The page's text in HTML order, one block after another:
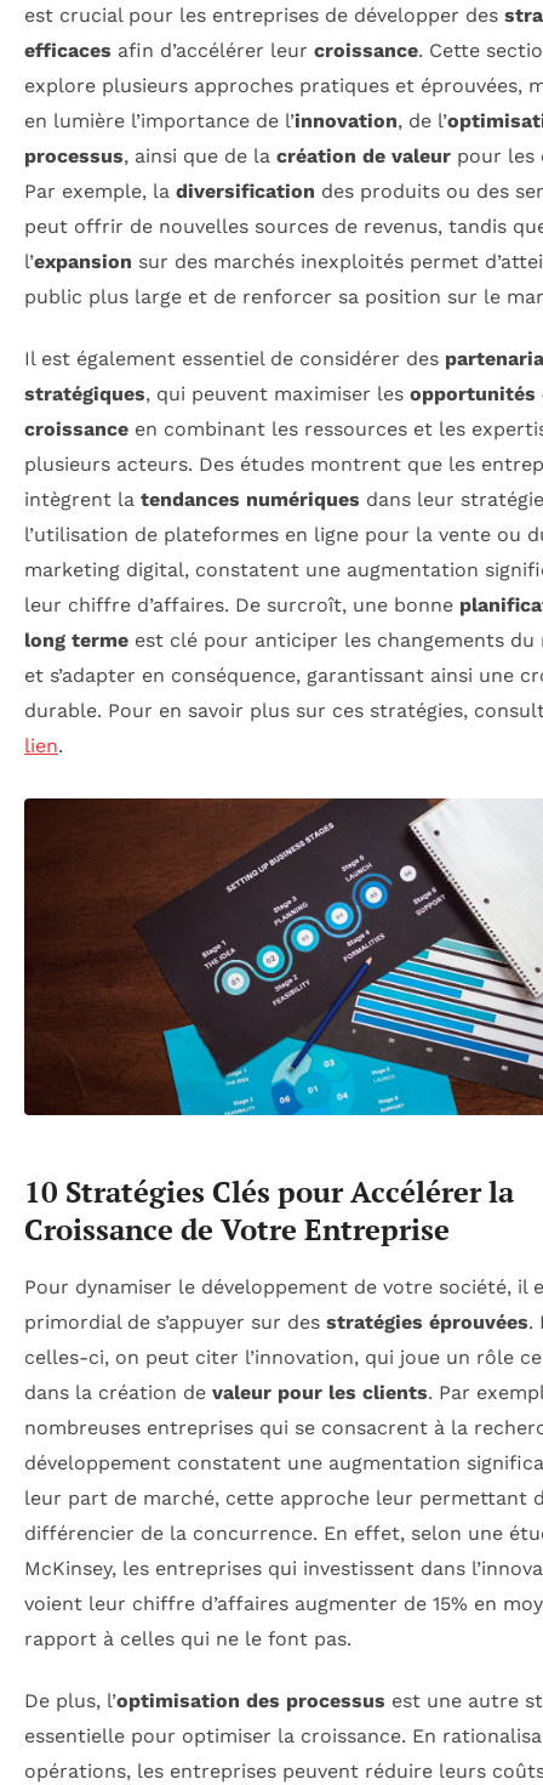
est crucial pour les entreprises de développer des
efficaces afin d’accélérer leur croissance. Cette
explore plusieurs approches pratiques et éprouvées,
en lumière l’importance de l’innovation, de l’
processus, ainsi que de la création de valeur pour les
Par exemple, la diversification des produits ou des
peut offrir de nouvelles sources de revenus, tandis
l’expansion sur des marchés inexploités permet
public plus large et de renforcer sa position sur le
Il est également essentiel de considérer des
stratégiques, qui peuvent maximiser les opportunités
croissance en combinant les ressources et les
plusieurs acteurs. Des études montrent que les
intègrent la tendances numériques dans leur
l’utilisation de plateformes en ligne pour la vente ou
marketing digital, constatent une augmentation
leur chiffre d’affaires. De surcroît, une bonne
long terme est clé pour anticiper les changements du
et s’adapter en conséquence, garantissant ainsi une
durable. Pour en savoir plus sur ces stratégies,
lien.
10 Stratégies Clés pour Accélérer la
Croissance de Votre Entreprise
Pour dynamiser le développement de votre société, il
primordial de s’appuyer sur des stratégies éprouvées.
celles-ci, on peut citer l’innovation, qui joue un rôle
dans la création de valeur pour les clients. Par
nombreuses entreprises qui se consacrent à la
développement constatent une augmentation
leur part de marché, cette approche leur permettant
différencier de la concurrence. En effet, selon une
McKinsey, les entreprises qui investissent dans
voient leur chiffre d’affaires augmenter de 15% en
rapport à celles qui ne le font pas.
De plus, l’optimisation des processus est une autre
essentielle pour optimiser la croissance. En
opérations, les entreprises peuvent réduire leurs